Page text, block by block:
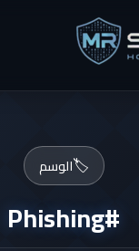
🏷️الوسم
#Phishing